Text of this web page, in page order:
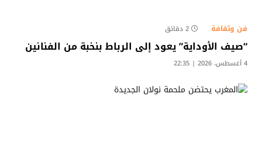
فن وثقافة 2 دقائق
“صيف الأوداية” يعود إلى الرباط بنخبة من الفنانين
4 أغسطس، 2026 | 22:35